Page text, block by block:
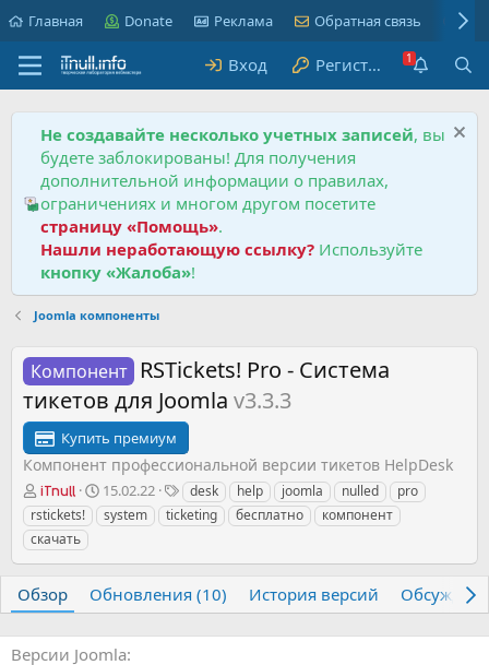
Главная Donate Реклама Обратная связь
Вход Регистрация
Не создавайте несколько учетных записей, вы
будете заблокированы! Для получения
дополнительной информации о правилах,
ограничениях и многом другом посетите
страницу «Помощь».
Нашли неработающую ссылку? Используйте
кнопку «Жалоба»!
Joomla компоненты
Компонент
RSTickets! Pro - Система
тикетов для Joomla v3.3.3
Купить премиум
Компонент профессиональной версии тикетов HelpDesk
А
в
т
о
р
iTnull
Д
а
т
с
о
15.02.22
Т
е
г
desk help joomla nulled
pro
rstickets!
system ticketing бесплатно
компонент
скачать
Обзор Обновления (10) История версий
Версии Joomla